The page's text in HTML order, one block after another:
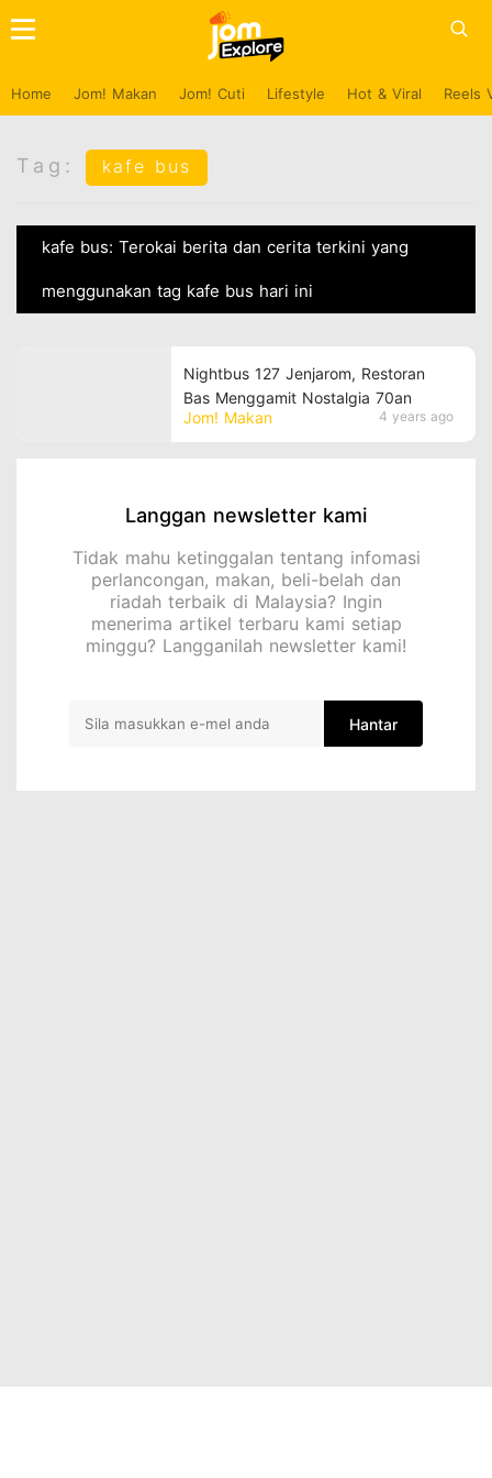
Home Jom! Makan Jom! Cuti Lifestyle Hot & Viral Reels
Tag: kafe bus
kafe bus: Terokai berita dan cerita terkini yang
menggunakan tag kafe bus hari ini
Jom! Makan 4 years ago
Nightbus 127 Jenjarom, Restoran
Bas Menggamit Nostalgia 70an
Langgan newsletter kami
Tidak mahu ketinggalan tentang infomasi
perlancongan, makan, beli-belah dan
riadah terbaik di Malaysia? Ingin
menerima artikel terbaru kami setiap
minggu? Langganilah newsletter kami!
Hantar